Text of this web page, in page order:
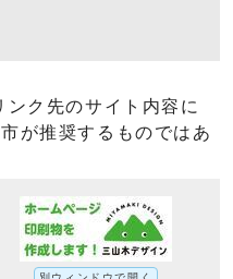
ンク先のサイト内容に
が推奨するものではあ